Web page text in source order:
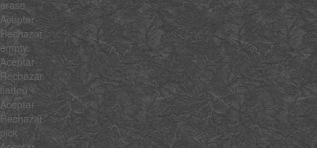
erase
Aceptar
Rechazar
empty
Aceptar
Rechazar
flatten
Aceptar
Rechazar
pick